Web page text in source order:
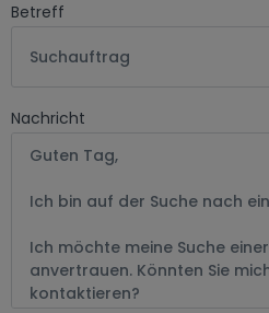
Betreff
Suchauftrag
Nachricht